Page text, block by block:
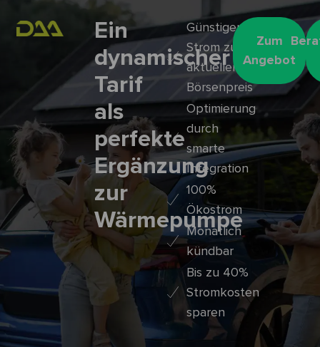
Ein
dynamischer
Tarif
als
perfekte
Ergänzung
zur
Wärmepumpe
Günstiger
Strom zum
aktuellen
Börsenpreis
Optimierung
durch
smarte
Integration
100%
Ökostrom
Monatlich
kündbar
Bis zu 40%
Stromkosten
sparen
Zum
Angebot